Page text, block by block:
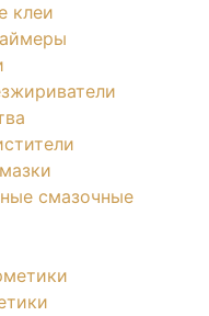
клеи
смазочные